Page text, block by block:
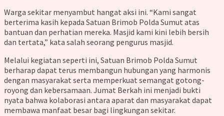
Warga sekitar menyambut hangat aksi ini. “Kami sangat
berterima kasih kepada Satuan Brimob Polda Sumut atas
bantuan dan perhatian mereka. Masjid kami kini lebih bersih
dan tertata,” kata salah seorang pengurus masjid.
Melalui kegiatan seperti ini, Satuan Brimob Polda Sumut
berharap dapat terus membangun hubungan yang harmonis
dengan masyarakat serta memperkuat semangat gotong-
royong dan kebersamaan. Jumat Berkah ini menjadi bukti
nyata bahwa kolaborasi antara aparat dan masyarakat dapat
membawa manfaat besar bagi lingkungan sekitar.